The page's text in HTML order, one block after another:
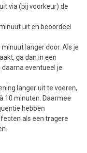
via (bij voorkeur) de
uit en beoordeel
langer door. Als je
ga dan in een
eventueel je
langer uit te voeren,
10 minuten. Daarmee
hebben
als een tragere